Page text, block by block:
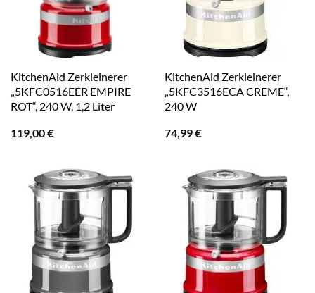
KitchenAid Zerkleinerer
„5KFC0516EER EMPIRE
ROT“, 240 W, 1,2 Liter
119,00€
KitchenAid Zerkleinerer
„5KFC3516ECA CREME“,
240 W
74,99€